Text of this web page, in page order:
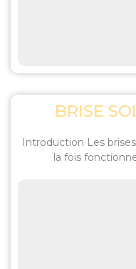
BRISE
Introduction Les
la fois